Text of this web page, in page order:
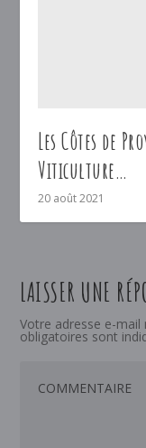
Les Côtes de
Viticulture…
20 août 2021
LAISSER UNE
Votre adresse e-mail
obligatoires sont